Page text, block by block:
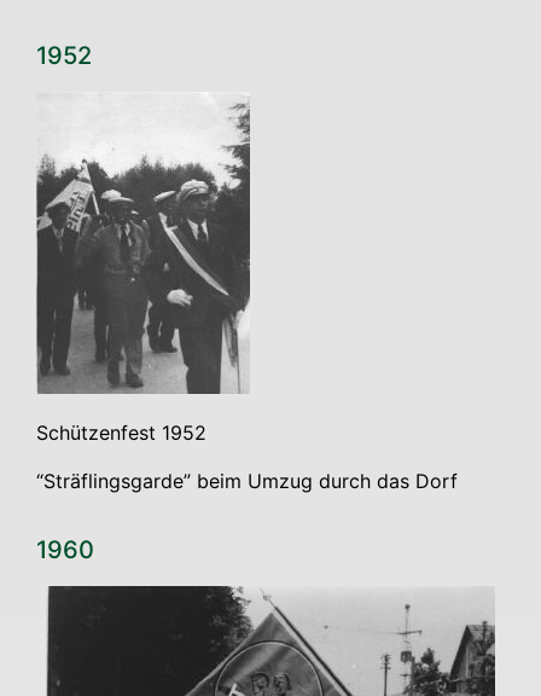
1952
Schüt­zen­fest 1952
“Sträf­lings­gar­de” beim Umzug durch das Dorf
1960